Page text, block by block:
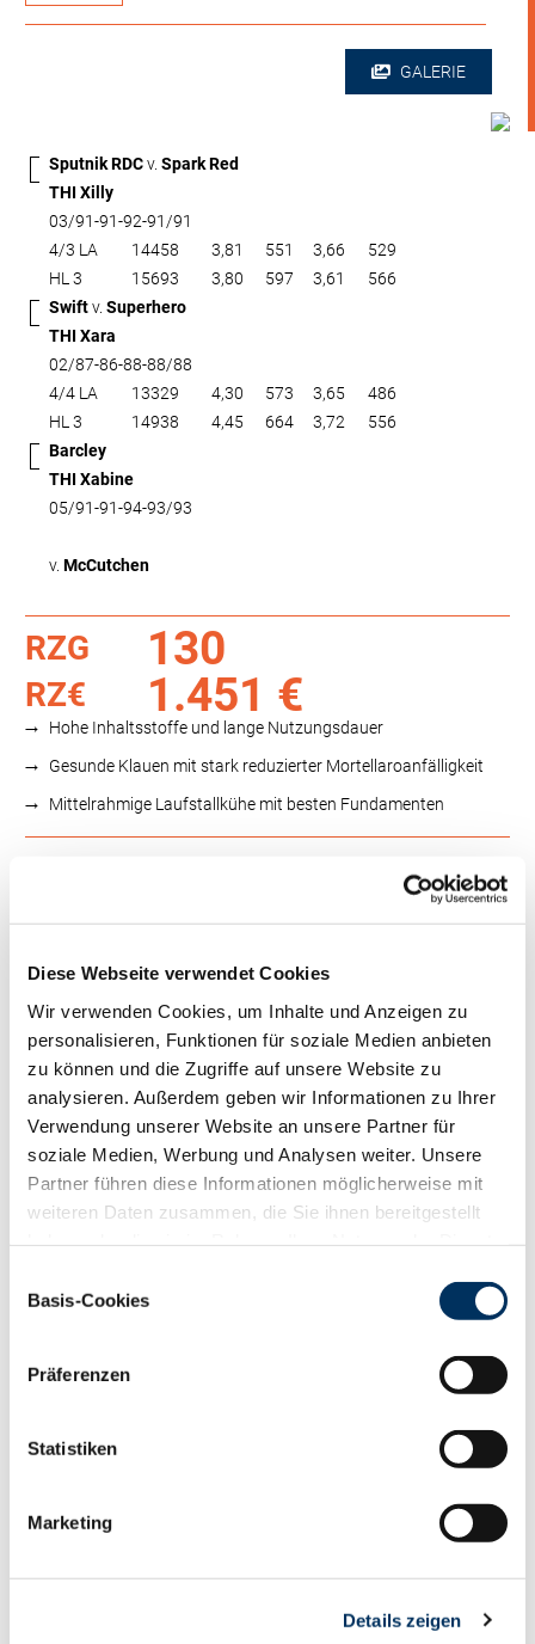
Diese Webseite verwendet Cookies
Wir verwenden Cookies, um Inhalte und Anzeigen zu
personalisieren, Funktionen für soziale Medien anbieten
zu können und die Zugriffe auf unsere Website zu
analysieren. Außerdem geben wir Informationen zu Ihrer
Verwendung unserer Website an unsere Partner für
soziale Medien, Werbung und Analysen weiter. Unsere
Partner führen diese Informationen möglicherweise mit
weiteren Daten zusammen, die Sie ihnen bereitgestellt
Cookies, wenn Sie unsere Webseite weiterhin nutzen.
Basis-Cookies
Präferenzen
Statistiken
Marketing
Details zeigen
GALERIE
Sputnik RDCv. Spark Red
THI Xilly
03/91-91-92-91/91
4/3 LA
14458 3,81 551 3,66
529
HL 3
15693 3,80 597 3,61
566
Swiftv. Superhero
THI Xara
02/87-86-88-88/88
4/4 LA
13329 4,30 573 3,65
486
HL 3
14938 4,45 664 3,72
556
Barcley
THI Xabine
05/91-91-94-93/93
v. McCutchen
RZG 130
RZ€ 1.451 €
Hohe Inhaltsstoffe und lange Nutzungsdauer
Gesunde Klauen mit stark reduzierter Mortellaroanfälligkeit
Mittelrahmige Laufstallkühe mit besten Fundamenten
88 100 112 124
RZS
RZR
RZKd
103
RZKm
RZÖko
128
Gesundheit
88 100 112 124
RZGesund
119
RZEuterfit
RZKlaue
118
RZRepro
106
RZ
Kälberfit 110
117
Tö./Betr.
709/294
Fett %
+0.16
+36
104